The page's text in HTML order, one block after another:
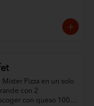
Mister Pizza en un solo
con 2
con queso 100%